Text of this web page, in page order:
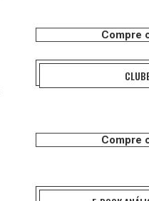
Compre
Compre